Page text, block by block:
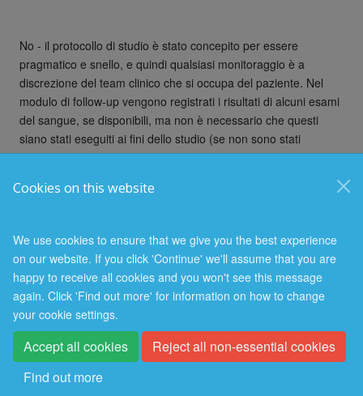
Cookies on this website
We use cookies to ensure that we give you the best experience
on our website. If you click 'Continue' we'll assume that you are
happy to receive all cookies and you won't see this message
again. Click 'Find out more' for information on how to change
your cookie settings.
Accept all cookies
Reject all non-essential cookies
Find out more
No - il protocollo di studio è stato concepito per essere
pragmatico e snello, e quindi qualsiasi monitoraggio è a
discrezione del team clinico che si occupa del paziente. Nel
modulo di follow-up vengono registrati i risultati di alcuni esami
del sangue, se disponibili, ma non è necessario che questi
siano stati eseguiti ai fini dello studio (se non sono stati
eseguiti, specificare "non fatto").
Site Map